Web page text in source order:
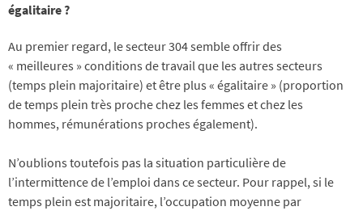
égalitaire ?
Au premier regard, le secteur 304 semble offrir des
« meilleures » conditions de travail que les autres secteurs
(temps plein majoritaire) et être plus « égalitaire » (proportion
de temps plein très proche chez les femmes et chez les
hommes, rémunérations proches également).
N’oublions toutefois pas la situation particulière de
l’intermittence de l’emploi dans ce secteur. Pour rappel, si le
temps plein est majoritaire, l’occupation moyenne par